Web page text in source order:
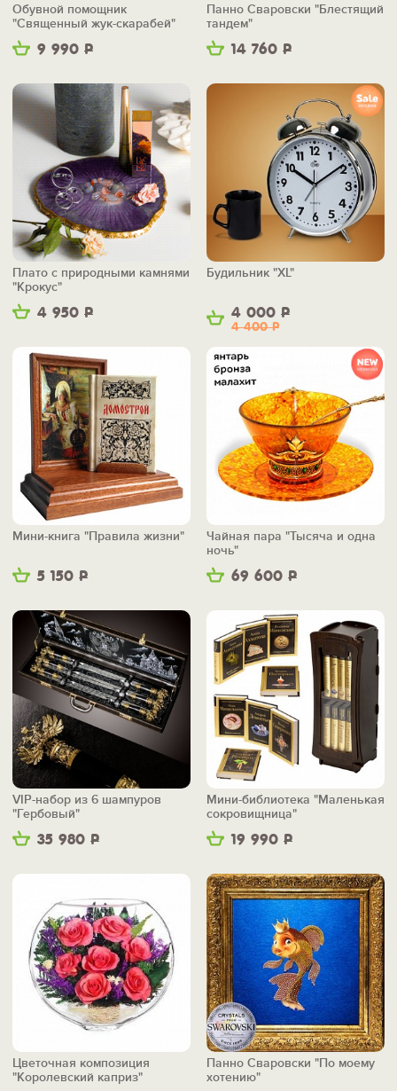
9 990 Р
Обувной помощник
"Священный жук-скарабей"
14 760 Р
Панно Сваровски "Блестящий
тандем"
4 950 Р
Плато с природными камнями
"Крокус"
4 000 Р
4 400Р
Будильник "XL"
5 150 Р
Мини-книга "Правила жизни"
69 600 Р
Чайная пара "Тысяча и одна
ночь"
35 980 Р
VIP-набор из 6 шампуров
"Гербовый"
19 990 Р
Мини-библиотека "Маленькая
сокровищница"
Цветочная композиция
"Королевский каприз"
Панно Сваровски "По моему
хотению"